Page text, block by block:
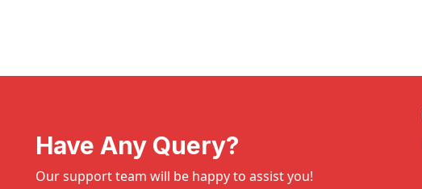
Have Any Query?
Our support team will be happy to assist you!